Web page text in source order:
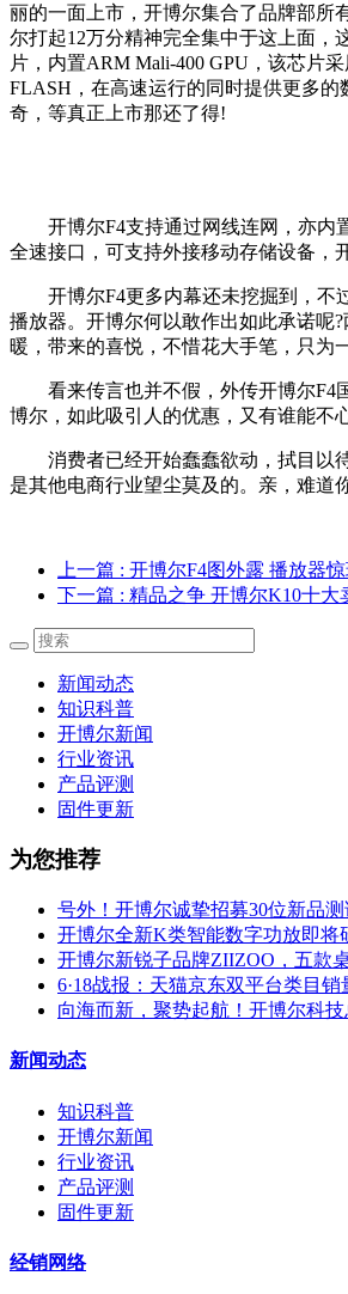
丽的一面上市，开博尔集合了品牌部所
尔打起12万分精神完全集中于这上面，
片，内置ARM Mali-400 GPU，该芯片
FLASH，在高速运行的同时提供更多
奇，等真正上市那还了得!
开博尔F4支持通过网线连网，亦内
全速接口，可支持外接移动存储设备，
开博尔F4更多内幕还未挖掘到，不
播放器。开博尔何以敢作出如此承诺
暖，带来的喜悦，不惜花大手笔，只为
看来传言也并不假，外传开博尔F4
博尔，如此吸引人的优惠，又有谁能不
消费者已经开始蠢蠢欲动，拭目以
是其他电商行业望尘莫及的。亲，难道
上一篇 : 开博尔F4图外露 播放器
下一篇 : 精品之争 开博尔K10十大
新闻动态
知识科普
开博尔新闻
行业资讯
产品评测
固件更新
为您推荐
号外！开博尔诚挚招募30位新品
开博尔全新K类智能数字功放即将
开博尔新锐子品牌ZIIZOO，五款
6·18战报：天猫京东双平台类目
向海而新，聚势起航！开博尔科
新闻动态
知识科普
开博尔新闻
行业资讯
产品评测
固件更新
经销网络